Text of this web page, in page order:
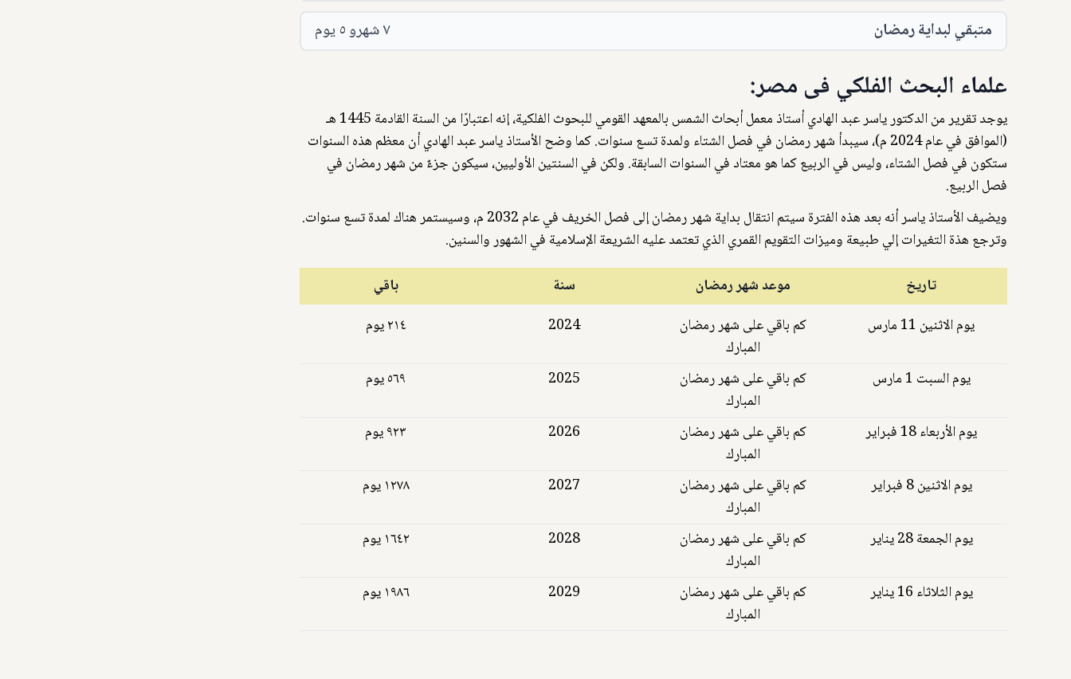
٧ شهرو ٥ يوم
متبقي لبداية رمضان
علماء البحث الفلكي فى مصر:
يوجد تقرير من الدكتور ياسر عبد الهادي أستاذ معمل أبحاث الشمس بالمعهد القومي للبحوث الفلكية، إنه اعتبارًا من السنة القادمة 1445 هـ
(الموافق في عام 2024 م)، سيبدأ شهر رمضان في فصل الشتاء ولمدة تسع سنوات. كما وضح الأستاذ ياسر عبد الهادي أن معظم هذه السنوات
ستكون في فصل الشتاء، وليس في الربيع كما هو معتاد في السنوات السابقة. ولكن في السنتين الأوليين، سيكون جزءٌ من شهر رمضان في
فصل الربيع.
ويضيف الأستاذ ياسر أنه بعد هذه الفترة سيتم انتقال بداية شهر رمضان إلى فصل الخريف في عام 2032 م، وسيستمر هناك لمدة تسع سنوات.
وترجع هذة التغيرات إلي طبيعة وميزات التقويم القمري الذي تعتمد عليه الشريعة الإسلامية في الشهور والسنين.
باقي
سنة موعد شهر رمضان
تاريخ
٢١٤ يوم
2024
كم باقي على شهر رمضان
المبارك
يوم الاثنين 11 مارس
٥٦٩ يوم 2025
كم باقي على شهر رمضان
المبارك
يوم السبت 1 مارس
٩٢٣ يوم 2026
كم باقي على شهر رمضان
المبارك
يوم الأربعاء 18 فبراير
١٢٧٨ يوم 2027
كم باقي على شهر رمضان
المبارك
يوم الاثنين 8 فبراير
١٦٤٢ يوم 2028
كم باقي على شهر رمضان
المبارك
يوم الجمعة 28 يناير
١٩٨٦ يوم 2029
كم باقي على شهر رمضان
المبارك
يوم الثلاثاء 16 يناير